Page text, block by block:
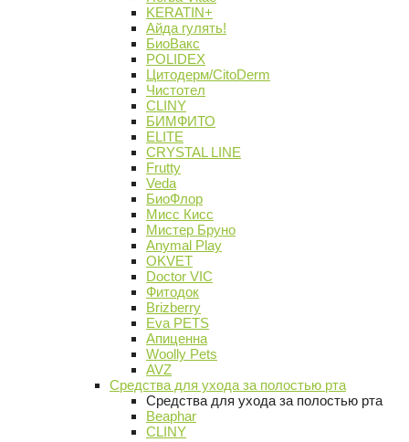
KERATIN+
Айда гулять!
БиоВакс
POLIDEX
Цитодерм/CitoDerm
Чистотел
CLINY
БИМФИТО
ELITE
CRYSTAL LINE
Frutty
Veda
БиоФлор
Мисс Кисс
Мистер Бруно
Anymal Play
OKVET
Doctor VIC
Фитодок
Brizberry
Eva PETS
Апиценна
Woolly Pets
AVZ
Средства для ухода за полостью рта
Средства для ухода за полостью рта
Beaphar
CLINY